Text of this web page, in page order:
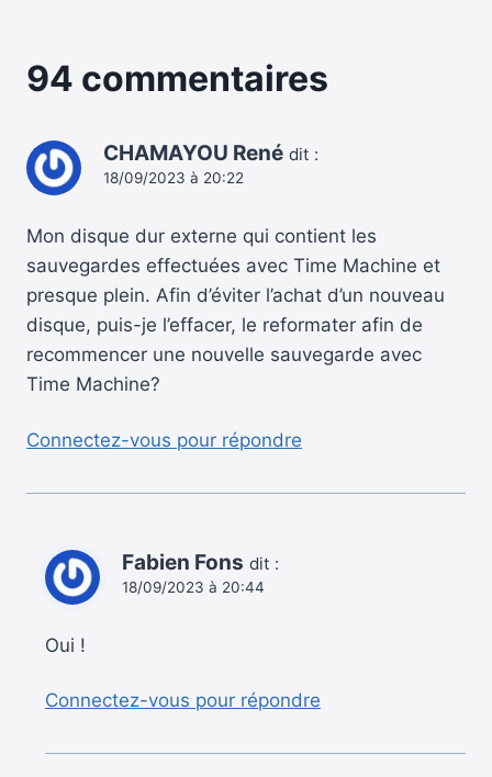
94 commentaires
CHAMAYOU René dit :
18/09/2023 à 20:22
Mon disque dur externe qui contient les
sauvegardes effectuées avec Time Machine et
presque plein. Afin d’éviter l’achat d’un nouveau
disque, puis-je l’effacer, le reformater afin de
recommencer une nouvelle sauvegarde avec
Time Machine?
Connectez-vous pour répondre
Fabien Fons dit :
18/09/2023 à 20:44
Oui !
Connectez-vous pour répondre